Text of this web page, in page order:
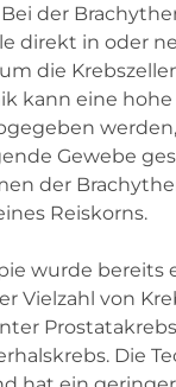
der
direkt in oder
die
kann eine
Gewebe
der
Reiskorns.
wurde bereits
Vielzahl von
Die